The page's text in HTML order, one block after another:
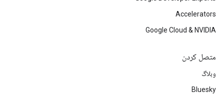
Accelerators
Google Cloud & NVIDIA
متصل کردن
وبلاگ
Bluesky